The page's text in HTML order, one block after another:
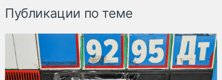
Публикации по теме